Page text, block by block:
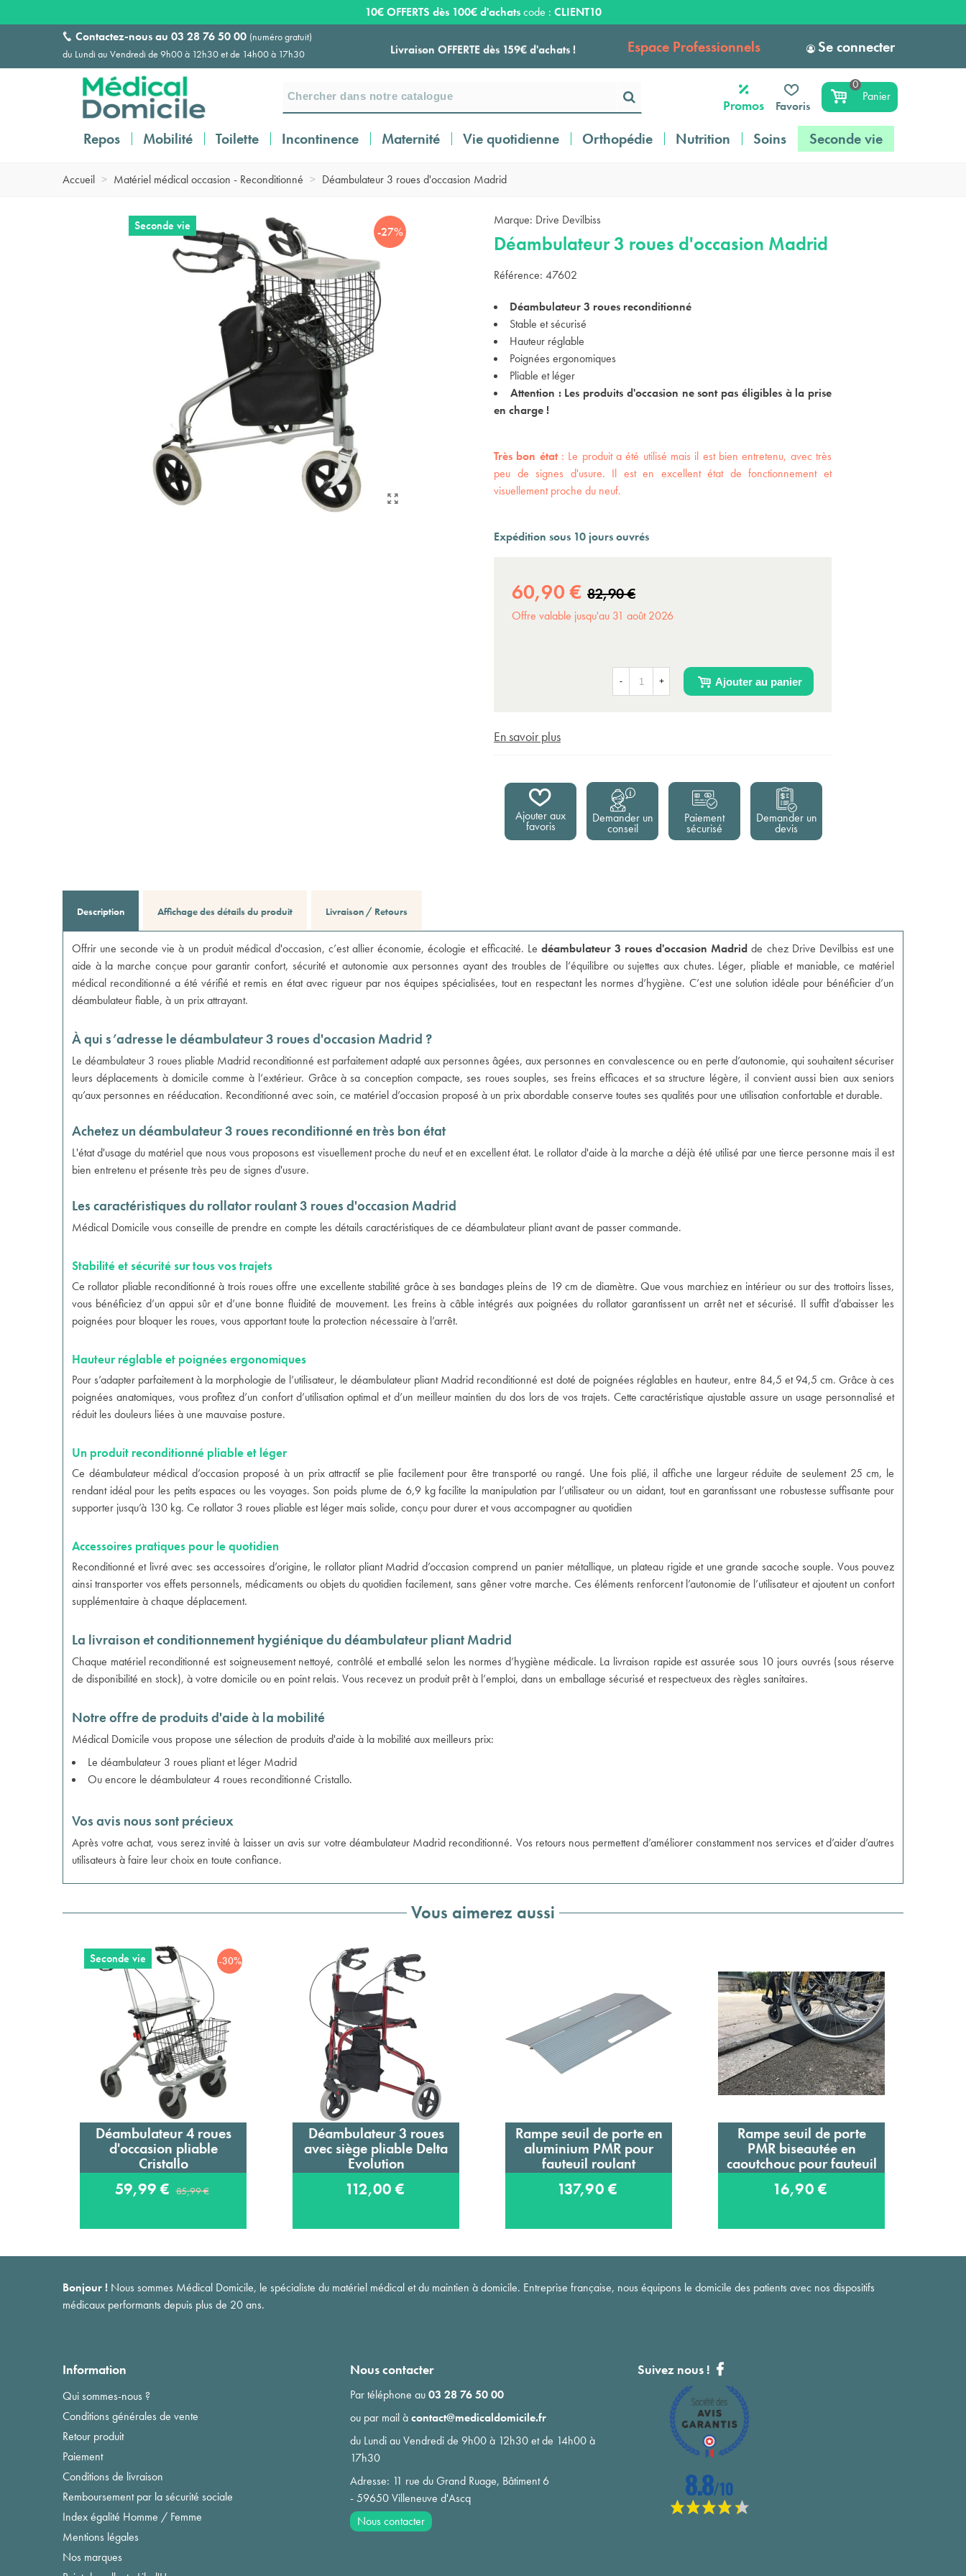
Livraison OFFERTE dès 159€ d'achats !
Payez en 3 ou 4 fois SANS FRAIS à partir de
100€
Livraison OFFERTE dès 159€ d'achats !
Payez en 3 ou 4 fois SANS FRAIS à partir de
€
Expédition sous 24 à 48 heures ouvrées*
10€ OFFERTS dès 100€ d'achatscode : CLIENT10
Contactez-nous au 03 28 76 50 00 (numéro gratuit)
du Lundi au Vendredi de 9h00 à 12h30 et de 14h00 à 17h30
Espace Professionnels Se connecter
Promos Favoris
0
Panier
Repos Mobilité Toilette Incontinence Maternité Vie quotidienne Orthopédie Nutrition Soins Seconde vie
Accueil > Matériel médical occasion - Reconditionné > Déambulateur 3 roues d'occasion Madrid
Seconde vie -27%
Marque: Drive Devilbiss
Déambulateur 3 roues d'occasion Madrid
Référence: 47602
Déambulateur 3 roues reconditionné
Stable et sécurisé
Hauteur réglable
Poignées ergonomiques
Pliable et léger
Attention : Les produits d'occasion ne sont pas éligibles à la prise
en charge !
Très bon état : Le produit a été utilisé mais il est bien entretenu, avec très
peu de signes d'usure. Il est en excellent état de fonctionnement et
visuellement proche du neuf.
Expédition sous 10 jours ouvrés
60,90 € 82,90 €
Offre valable jusqu'au 31 août 2026
- + Ajouter au panier
En savoir plus
Ajouter aux
favoris
Demander un
conseil
Paiement
sécurisé
Demander un
devis
Description Affichage des détails du produit Livraison / Retours
Offrir une seconde vie à un produit médical d'occasion, c’est allier économie, écologie et efficacité. Le déambulateur 3 roues d'occasion Madrid de chez Drive Devilbiss est une
aide à la marche conçue pour garantir confort, sécurité et autonomie aux personnes ayant des troubles de l’équilibre ou sujettes aux chutes. Léger, pliable et maniable, ce matériel
médical reconditionné a été vérifié et remis en état avec rigueur par nos équipes spécialisées, tout en respectant les normes d’hygiène. C’est une solution idéale pour bénéficier d’un
déambulateur fiable, à un prix attrayant.
À qui s’adresse le déambulateur 3 roues d'occasion Madrid ?
Le déambulateur 3 roues pliable Madrid reconditionné est parfaitement adapté aux personnes âgées, aux personnes en convalescence ou en perte d’autonomie, qui souhaitent sécuriser
leurs déplacements à domicile comme à l’extérieur. Grâce à sa conception compacte, ses roues souples, ses freins efficaces et sa structure légère, il convient aussi bien aux seniors
qu’aux personnes en rééducation. Reconditionné avec soin, ce matériel d’occasion proposé à un prix abordable conserve toutes ses qualités pour une utilisation confortable et durable.
Achetez un déambulateur 3 roues reconditionné en très bon état
L'état d'usage du matériel que nous vous proposons est visuellement proche du neuf et en excellent état. Le rollator d'aide à la marche a déjà été utilisé par une tierce personne mais il est
bien entretenu et présente très peu de signes d'usure.
Les caractéristiques du rollator roulant 3 roues d'occasion Madrid
Médical Domicile vous conseille de prendre en compte les détails caractéristiques de ce déambulateur pliant avant de passer commande.
Stabilité et sécurité sur tous vos trajets
Ce rollator pliable reconditionné à trois roues offre une excellente stabilité grâce à ses bandages pleins de 19 cm de diamètre. Que vous marchiez en intérieur ou sur des trottoirs lisses,
vous bénéficiez d’un appui sûr et d’une bonne fluidité de mouvement. Les freins à câble intégrés aux poignées du rollator garantissent un arrêt net et sécurisé. Il suffit d’abaisser les
poignées pour bloquer les roues, vous apportant toute la protection nécessaire à l’arrêt.
Hauteur réglable et poignées ergonomiques
Pour s’adapter parfaitement à la morphologie de l’utilisateur, le déambulateur pliant Madrid reconditionné est doté de poignées réglables en hauteur, entre 84,5 et 94,5 cm. Grâce à ces
poignées anatomiques, vous profitez d’un confort d’utilisation optimal et d’un meilleur maintien du dos lors de vos trajets. Cette caractéristique ajustable assure un usage personnalisé et
réduit les douleurs liées à une mauvaise posture.
Un produit reconditionné pliable et léger
Ce déambulateur médical d’occasion proposé à un prix attractif se plie facilement pour être transporté ou rangé. Une fois plié, il affiche une largeur réduite de seulement 25 cm, le
rendant idéal pour les petits espaces ou les voyages. Son poids plume de 6,9 kg facilite la manipulation par l’utilisateur ou un aidant, tout en garantissant une robustesse suffisante pour
supporter jusqu’à 130 kg. Ce rollator 3 roues pliable est léger mais solide, conçu pour durer et vous accompagner au quotidien
Accessoires pratiques pour le quotidien
Reconditionné et livré avec ses accessoires d’origine, le rollator pliant Madrid d’occasion comprend un panier métallique, un plateau rigide et une grande sacoche souple. Vous pouvez
ainsi transporter vos effets personnels, médicaments ou objets du quotidien facilement, sans gêner votre marche. Ces éléments renforcent l’autonomie de l’utilisateur et ajoutent un confort
supplémentaire à chaque déplacement.
La livraison et conditionnement hygiénique du déambulateur pliant Madrid
Chaque matériel reconditionné est soigneusement nettoyé, contrôlé et emballé selon les normes d’hygiène médicale. La livraison rapide est assurée sous 10 jours ouvrés (sous réserve
de disponibilité en stock), à votre domicile ou en point relais. Vous recevez un produit prêt à l’emploi, dans un emballage sécurisé et respectueux des règles sanitaires.
Notre offre de produits d'aide à la mobilité
Médical Domicile vous propose une sélection de produits d'aide à la mobilité aux meilleurs prix:
Le déambulateur 3 roues pliant et léger Madrid
Ou encore le déambulateur 4 roues reconditionné Cristallo.
Vos avis nous sont précieux
Après votre achat, vous serez invité à laisser un avis sur votre déambulateur Madrid reconditionné. Vos retours nous permettent d’améliorer constamment nos services et d’aider d’autres
utilisateurs à faire leur choix en toute confiance.
Vous aimerez aussi
Seconde vie -30%
Ajouter au panier
Déambulateur 4 roues
d'occasion pliable
Cristallo
59,99 € 85,99 €
Ajouter au panier
Déambulateur 3 roues
avec siège pliable Delta
Evolution
112,00 €
Ajouter au panier
Rampe seuil de porte en
aluminium PMR pour
fauteuil roulant
137,90 €
Ajouter au panier
Rampe seuil de porte
PMR biseautée en
caoutchouc pour fauteuil
roulant
16,90 €
Bonjour ! Nous sommes Médical Domicile, le spécialiste du matériel médical et du maintien à domicile. Entreprise française, nous équipons le domicile des patients avec nos dispositifs
médicaux performants depuis plus de 20 ans.
Information
Qui sommes-nous ?
Conditions générales de vente
Retour produit
Paiement
Conditions de livraison
Remboursement par la sécurité sociale
Index égalité Homme / Femme
Mentions légales
Nos marques
Nous contacter
Par téléphone au03 28 76 50 00
ou par mail àcontact@medicaldomicile.fr
du Lundi au Vendredi de 9h00 à 12h30 et de 14h00 à
17h30
Adresse: 11 rue du Grand Ruage, Bâtiment 6
- 59650 Villeneuve d'Ascq
Nous contacter
Suivez nous !